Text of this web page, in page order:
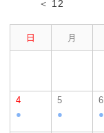
＜ 12
日 月
4
●
5
●
6
●